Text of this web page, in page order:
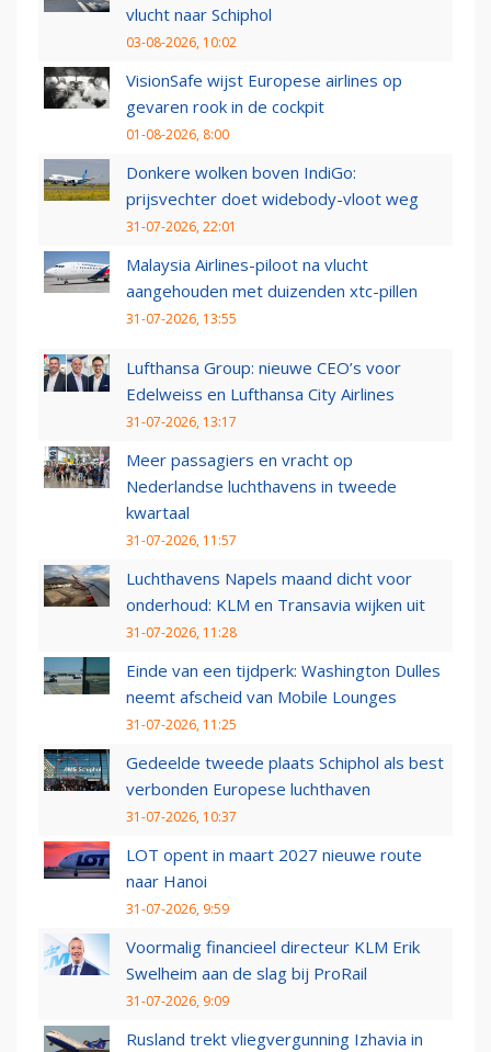
vlucht naar Schiphol
03-08-2026, 10:02
VisionSafe wijst Europese airlines op
gevaren rook in de cockpit
01-08-2026, 8:00
Donkere wolken boven IndiGo:
prijsvechter doet widebody-vloot weg
31-07-2026, 22:01
Malaysia Airlines-piloot na vlucht
aangehouden met duizenden xtc-pillen
31-07-2026, 13:55
Lufthansa Group: nieuwe CEO’s voor
Edelweiss en Lufthansa City Airlines
31-07-2026, 13:17
Meer passagiers en vracht op
Nederlandse luchthavens in tweede
kwartaal
31-07-2026, 11:57
Luchthavens Napels maand dicht voor
onderhoud: KLM en Transavia wijken uit
31-07-2026, 11:28
Einde van een tijdperk: Washington Dulles
neemt afscheid van Mobile Lounges
31-07-2026, 11:25
Gedeelde tweede plaats Schiphol als best
verbonden Europese luchthaven
31-07-2026, 10:37
LOT opent in maart 2027 nieuwe route
naar Hanoi
31-07-2026, 9:59
Voormalig financieel directeur KLM Erik
Swelheim aan de slag bij ProRail
31-07-2026, 9:09
Rusland trekt vliegvergunning Izhavia in